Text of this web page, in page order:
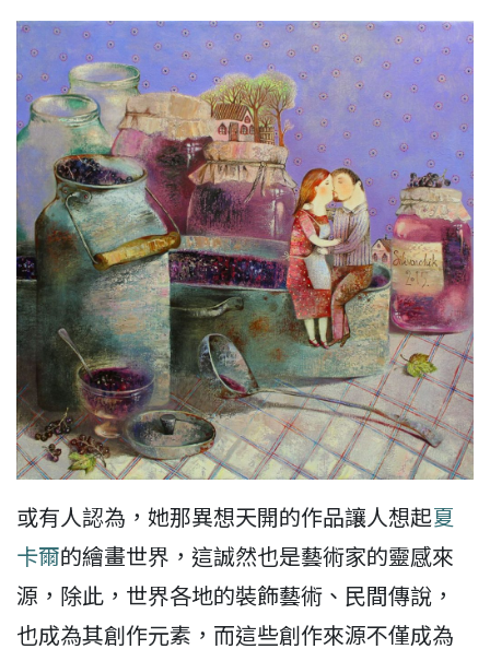
或有人認為，她那異想天開的作品讓人想起夏
卡爾的繪畫世界，這誠然也是藝術家的靈感來
源，除此，世界各地的裝飾藝術、民間傳說，
也成為其創作元素，而這些創作來源不僅成為